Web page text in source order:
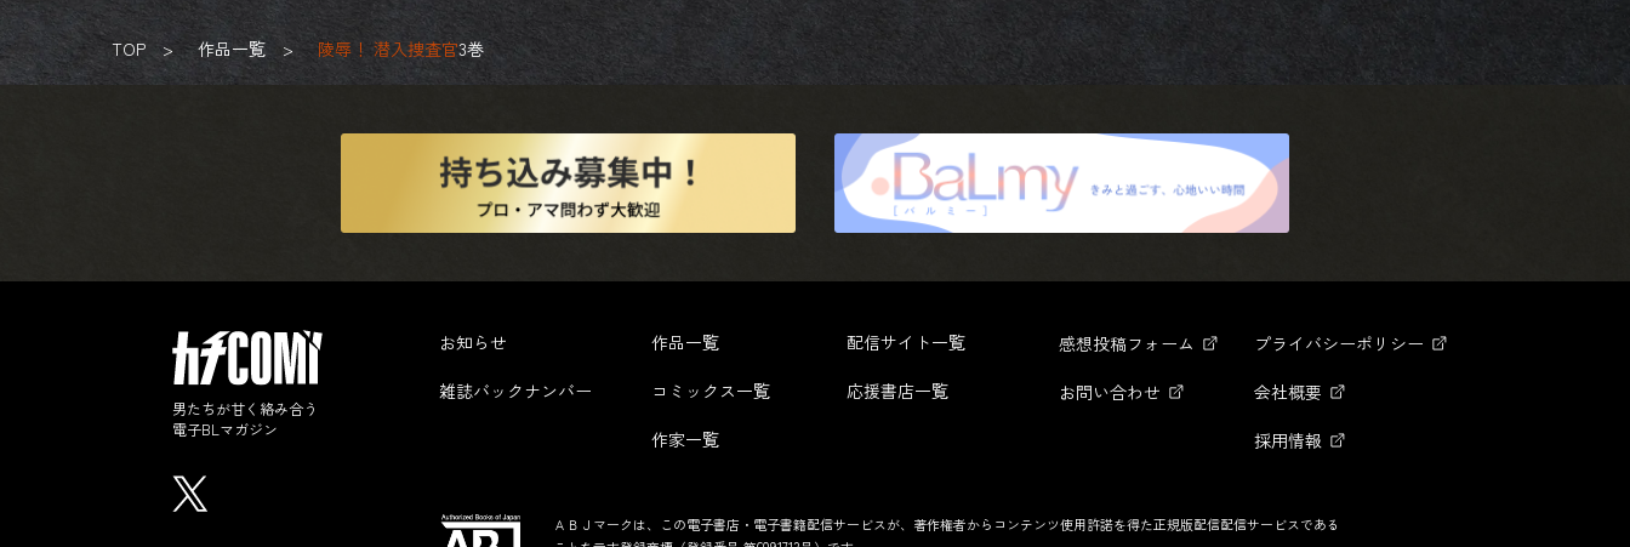
TOP 作品一覧 陵辱！ 潜入捜査官3巻
男たちが甘く絡み合う
電子BLマガジン
お知らせ
雑誌バックナンバー
作品一覧
コミックス一覧
作家一覧
配信サイト一覧
応援書店一覧
感想投稿フォーム
お問い合わせ
プライバシーポリシー
会社概要
採用情報
ＡＢＪマークは、この電子書店・電子書籍配信サービスが、著作権者からコンテンツ使用許諾を得た正規版配信配信サービスである